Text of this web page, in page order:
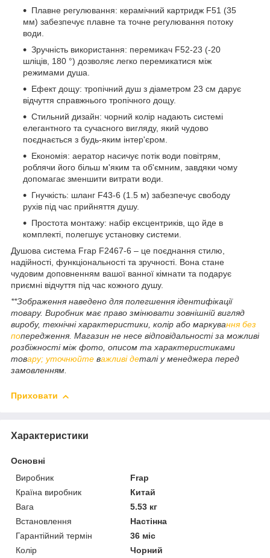
Плавне регулювання: керамічний картридж F51 (35
мм) забезпечує плавне та точне регулювання потоку
води.
Зручність використання: перемикач F52-23 (-20
шліців, 180 °) дозволяє легко перемикатися між
режимами душа.
Ефект дощу: тропічний душ з діаметром 23 см дарує
відчуття справжнього тропічного дощу.
Стильний дизайн: чорний колір надають системі
елегантного та сучасного вигляду, який чудово
поєднається з будь-яким інтер'єром.
Економія: аератор насичує потік води повітрям,
роблячи його більш м'яким та об'ємним, завдяки чому
допомагає зменшити витрати води.
Гнучкість: шланг F43-6 (1.5 м) забезпечує свободу
рухів під час прийняття душу.
Простота монтажу: набір ексцентриків, що йде в
комплекті, полегшує установку системи.
Душова система Frap F2467-6 – це поєднання стилю,
надійності, функціональності та зручності. Вона стане
чудовим доповненням вашої ванної кімнати та подарує
приємні відчуття під час кожного душу.
**Зображення наведено для полегшення ідентифікації
товару. Виробник має право змінювати зовнішній вигляд
виробу, технічні характеристики, колір або маркування без
попередження. Магазин не несе відповідальності за можливі
розбіжності між фото, описом та характеристиками
товару; уточнюйте важливі деталі у менеджера перед
замовленням.
Приховати
Характеристики
Основні
Виробник
Frap
Країна виробник
Китай
Вага
5.53 кг
Встановлення
Настінна
Гарантійний термін
36 міс
Колір
Чорний